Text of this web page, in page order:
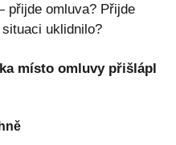
přijde omluva? Přijde
uklidnilo?
místo omluvy přišlápl